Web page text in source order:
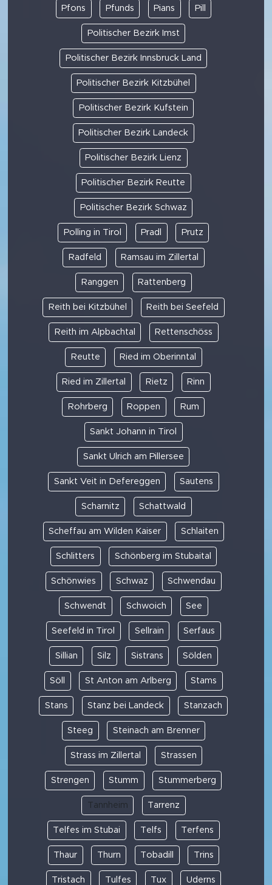
Pfons Pfunds Pians Pill
Politischer Bezirk Imst
Politischer Bezirk Innsbruck Land
Politischer Bezirk Kitzbühel
Politischer Bezirk Kufstein
Politischer Bezirk Landeck
Politischer Bezirk Lienz
Politischer Bezirk Reutte
Politischer Bezirk Schwaz
Polling in Tirol Pradl Prutz
Radfeld Ramsau im Zillertal
Ranggen Rattenberg
Reith bei Kitzbühel Reith bei Seefeld
Reith im Alpbachtal Rettenschöss
Reutte Ried im Oberinntal
Ried im Zillertal Rietz Rinn
Rohrberg Roppen Rum
Sankt Johann in Tirol
Sankt Ulrich am Pillersee
Sankt Veit in Defereggen Sautens
Scharnitz Schattwald
Scheffau am Wilden Kaiser Schlaiten
Schlitters Schönberg im Stubaital
Schönwies Schwaz Schwendau
Schwendt Schwoich See
Seefeld in Tirol Sellrain Serfaus
Sillian Silz Sistrans Sölden
Söll St Anton am Arlberg Stams
Stans Stanz bei Landeck Stanzach
Steeg Steinach am Brenner
Strass im Zillertal Strassen
Strengen Stumm Stummerberg
Tannheim Tarrenz
Telfes im Stubai Telfs Terfens
Thaur Thurn Tobadill Trins
Tristach Tulfes Tux Uderns